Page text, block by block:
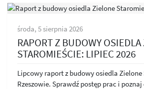
środa, 5 sierpnia 2026
RAPORT Z BUDOWY
STAROMIEŚCIE: LIPIEC 2026
Lipcowy raport z budowy osiedla
Rzeszowie. Sprawdź postęp prac i